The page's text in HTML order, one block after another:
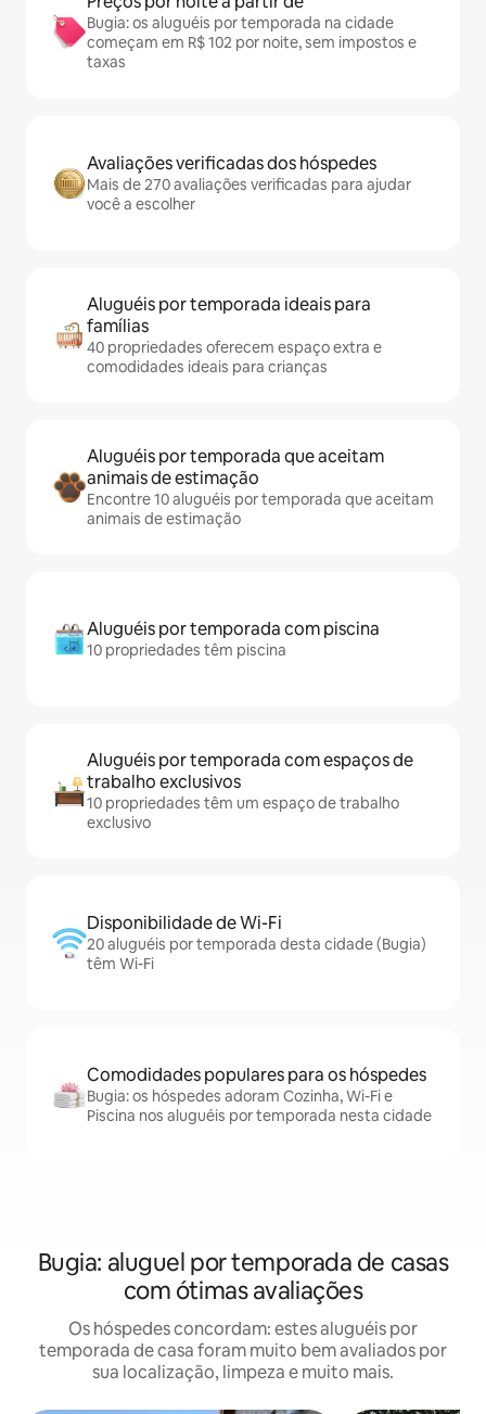
Bugia: os aluguéis por temporada na cidade
começam em R$ 102 por noite, sem impostos e
taxas
Avaliações verificadas dos hóspedes
Mais de 270 avaliações verificadas para ajudar
você a escolher
Aluguéis por temporada ideais para
famílias
40 propriedades oferecem espaço extra e
comodidades ideais para crianças
Aluguéis por temporada que aceitam
animais de estimação
Encontre 10 aluguéis por temporada que aceitam
animais de estimação
Aluguéis por temporada com piscina
10 propriedades têm piscina
Aluguéis por temporada com espaços de
trabalho exclusivos
10 propriedades têm um espaço de trabalho
exclusivo
Disponibilidade de Wi-Fi
20 aluguéis por temporada desta cidade (Bugia)
têm Wi-Fi
Comodidades populares para os hóspedes
Bugia: os hóspedes adoram Cozinha, Wi-Fi e
Piscina nos aluguéis por temporada nesta cidade
Bugia: aluguel por temporada de casas
com ótimas avaliações
Os hóspedes concordam: estes aluguéis por
temporada de casa foram muito bem avaliados por
sua localização, limpeza e muito mais.